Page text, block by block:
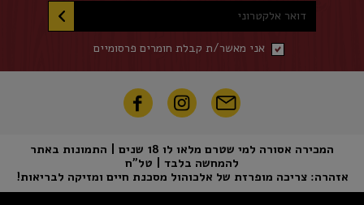
דואר אלקטרוני
אני מאשר/ת קבלת חומרים פרסומיים
המכירה אסורה למי שטרם מלאו לו 18 שנים | התמונות באתר
להמחשה בלבד | טל"ח
אזהרה: צריכה מופרזת של אלכוהול מסכנת חיים ומזיקה לבריאות!